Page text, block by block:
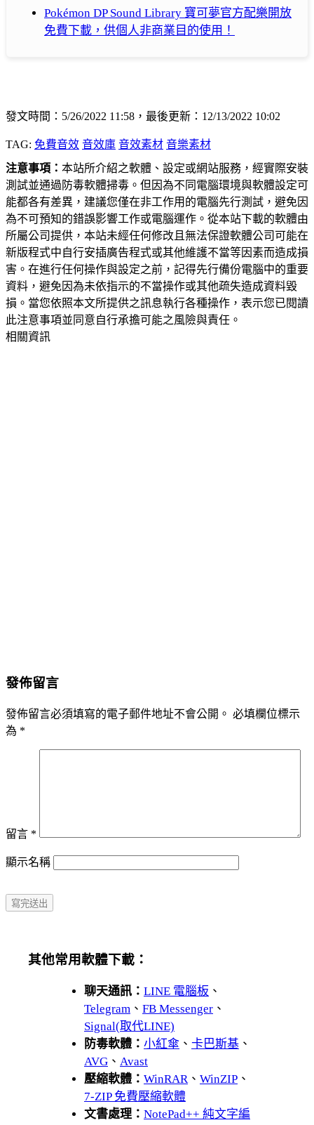
Pokémon DP Sound Library 寶可夢官方配樂開放
免費下載，供個人非商業目的使用！
發文時間：5/26/2022 11:58，最後更新：12/13/2022 10:02
TAG: 免費音效 音效庫 音效素材 音樂素材
注意事項： 本站所介紹之軟體、設定或網站服務，經實際安裝
測試並通過防毒軟體掃毒。但因為不同電腦環境與軟體設定可
能都各有差異，建議您僅在非工作用的電腦先行測試，避免因
為不可預知的錯誤影響工作或電腦運作。從本站下載的軟體由
所屬公司提供，本站未經任何修改且無法保證軟體公司可能在
新版程式中自行安插廣告程式或其他維護不當等因素而造成損
害。在進行任何操作與設定之前，記得先行備份電腦中的重要
資料，避免因為未依指示的不當操作或其他疏失造成資料毀
損。當您依照本文所提供之訊息執行各種操作，表示您已閱讀
此注意事項並同意自行承擔可能之風險與責任。
相關資訊
發佈留言
發佈留言必須填寫的電子郵件地址不會公開。 必填欄位標示
為 *
留言 *
顯示名稱
其他常用軟體下載：
聊天通訊： LINE 電腦板 、
Telegram 、 FB Messenger 、
Signal(取代LINE)
防毒軟體： 小紅傘 、 卡巴斯基 、
AVG 、 Avast
壓縮軟體： WinRAR、 WinZIP 、
7-ZIP 免費壓縮軟體
文書處理： NotePad++ 純文字編